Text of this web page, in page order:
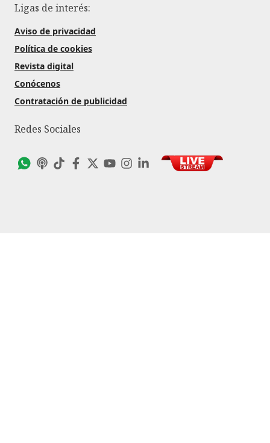
Ligas de interés:
Aviso de privacidad
Política de cookies
Revista digital
Conócenos
Contratación de publicidad
Redes Sociales